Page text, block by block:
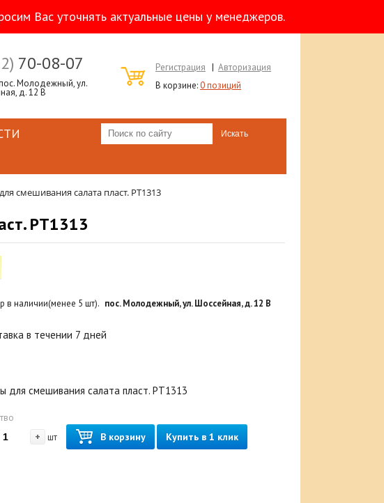
Вас уточнять актуальные цены у менеджеров.
70-08-07
пос. Молодежный, ул.
д. 12 В
Регистрация | Авторизация
В корзине:0 позиций
смешивания салата пласт. РТ1313
РТ1313
в наличии(менее 5 шт). пос. Молодежный, ул. Шоссейная, д. 12 В
в течении 7 дней
для смешивания салата пласт. РТ1313
+ шт В корзину Купить в 1 клик